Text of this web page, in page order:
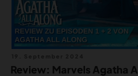
am
Review: Marvels Agatha